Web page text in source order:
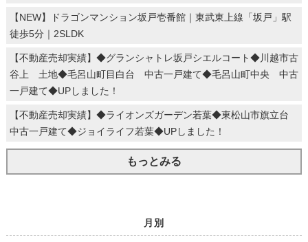
【NEW】ドラゴンマンション坂戸壱番館｜東武東上線「坂戸」駅
徒歩5分｜2SLDK
【不動産売却実績】◆グランシャトレ坂戸シエルコート◆川越市古
谷上 土地◆毛呂山町目白台 中古一戸建て◆毛呂山町中央 中古
一戸建て◆UPしました！
【不動産売却実績】◆ライオンズガーデン若葉◆東松山市旗立台
中古一戸建て◆ジョイライフ若葉◆UPしました！
もっとみる
月別